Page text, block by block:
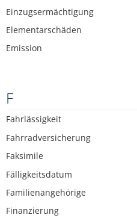
Einzugsermächtigung
Elementarschäden
Emission
F
Fahrlässigkeit
Fahrradversicherung
Faksimile
Fälligkeitsdatum
Familienangehörige
Finanzierung